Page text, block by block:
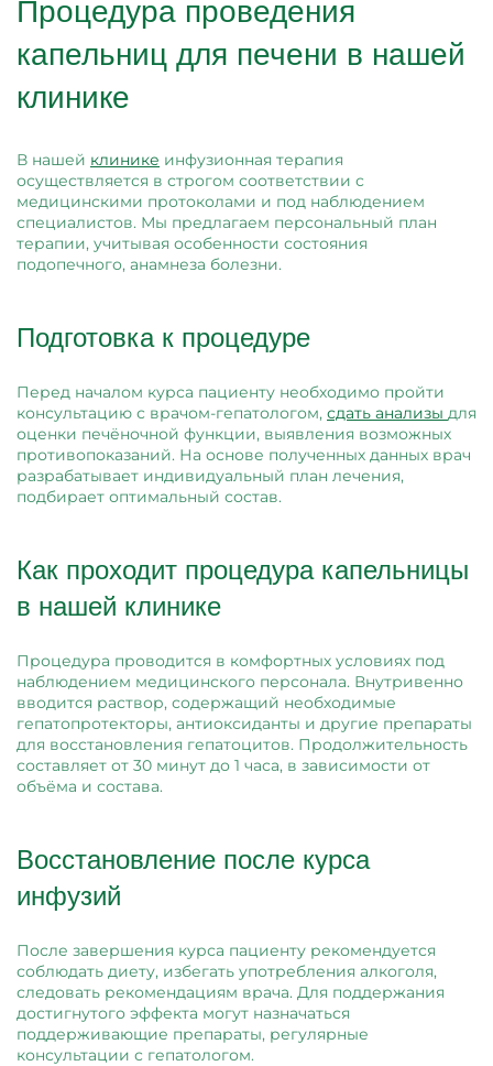
Процедура проведения
капельниц для печени в нашей
клинике
В нашей клинике инфузионная терапия
осуществляется в строгом соответствии с
медицинскими протоколами и под наблюдением
специалистов. Мы предлагаем персональный план
терапии, учитывая особенности состояния
подопечного, анамнеза болезни.
Подготовка к процедуре
Перед началом курса пациенту необходимо пройти
консультацию с врачом-гепатологом, сдать анализы для
оценки печёночной функции, выявления возможных
противопоказаний. На основе полученных данных врач
разрабатывает индивидуальный план лечения,
подбирает оптимальный состав.
Как проходит процедура капельницы
в нашей клинике
Процедура проводится в комфортных условиях под
наблюдением медицинского персонала. Внутривенно
вводится раствор, содержащий необходимые
гепатопротекторы, антиоксиданты и другие препараты
для восстановления гепатоцитов. Продолжительность
составляет от 30 минут до 1 часа, в зависимости от
объёма и состава.
Восстановление после курса
инфузий
После завершения курса пациенту рекомендуется
соблюдать диету, избегать употребления алкоголя,
следовать рекомендациям врача. Для поддержания
достигнутого эффекта могут назначаться
поддерживающие препараты, регулярные
консультации с гепатологом.